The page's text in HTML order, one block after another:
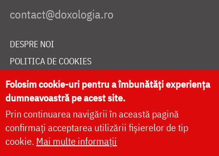
DESPRE NOI
POLITICA DE COOKIES
DONEAZĂ ONLINE PENTRU CATEDRALA NAȚIONALĂ
LIVE
Folosim cookie-uri pentru a îmbunătăți experiența
dumneavoastră pe acest site.
Prin continuarea navigării în această pagină
confirmați acceptarea utilizării fișierelor de tip
cookie. Mai multe informații